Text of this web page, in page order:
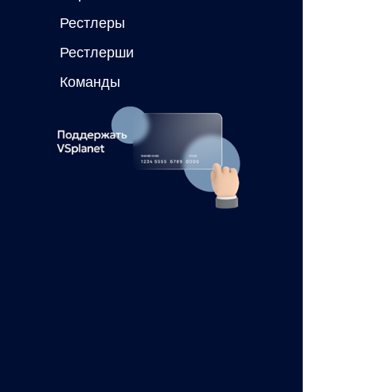
Рестлеры
Рестлерши
Команды